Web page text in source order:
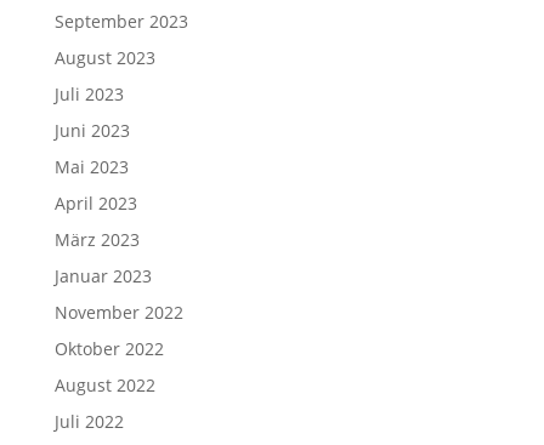
September 2023
August 2023
Juli 2023
Juni 2023
Mai 2023
April 2023
März 2023
Januar 2023
November 2022
Oktober 2022
August 2022
Juli 2022